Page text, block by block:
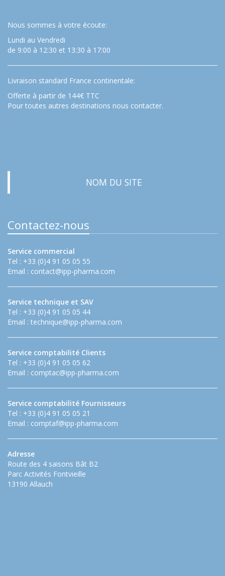
Nous sommes à votre écoute:
Lundi au Vendredi
de 9:00 à 12:30 et 13:30 à 17:00
Livraison standard France continentale:
Offerte à partir de 144€ TTC
Pour toutes autres destinations nous contacter.
…
NOM DU SITE
Contactez-nous
Service commercial
Tel : +33 (0)4 91 05 05 55
Email : contact@ipp-pharma.com
Service technique et SAV
Tel : +33 (0)4 91 05 05 44
Email : technique@ipp-pharma.com
Service comptabilité Clients
Tel : +33 (0)4 91 05 05 62
Email : comptac@ipp-pharma.com
Service comptabilité Fournisseurs
Tel : +33 (0)4 91 05 05 21
Email : comptaf@ipp-pharma.com
Adresse
Route des 4 saisons Bât B2
Parc Activités Fontvieille
13190 Allauch